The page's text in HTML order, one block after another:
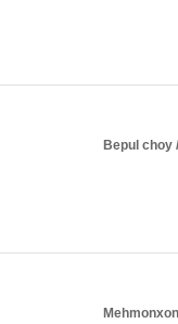
Bepul choy